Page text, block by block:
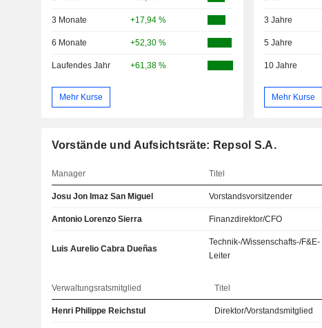
3 Monate +17,94 %
6 Monate +52,30 %
Laufendes Jahr +61,38 %
Mehr Kurse
3 Jahre
5 Jahre
10 Jahre
Mehr Kurse
Vorstände und Aufsichtsräte: Repsol S.A.
Manager Titel
Josu Jon Imaz San Miguel Vorstandsvorsitzender
Antonio Lorenzo Sierra Finanzdirektor/CFO
Luis Aurelio Cabra Dueñas
Technik-/Wissenschafts-/F&E-
Leiter
Verwaltungsratsmitglied Titel
Henri Philippe Reichstul Direktor/Vorstandsmitglied